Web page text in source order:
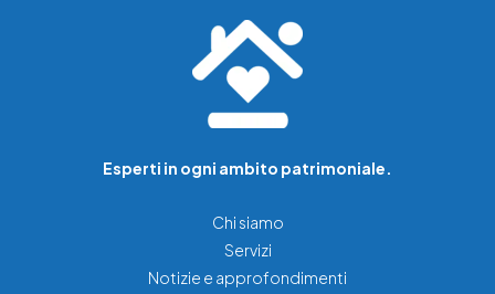
Esperti in ogni ambito patrimoniale.
Chi siamo
Servizi
Notizie e approfondimenti